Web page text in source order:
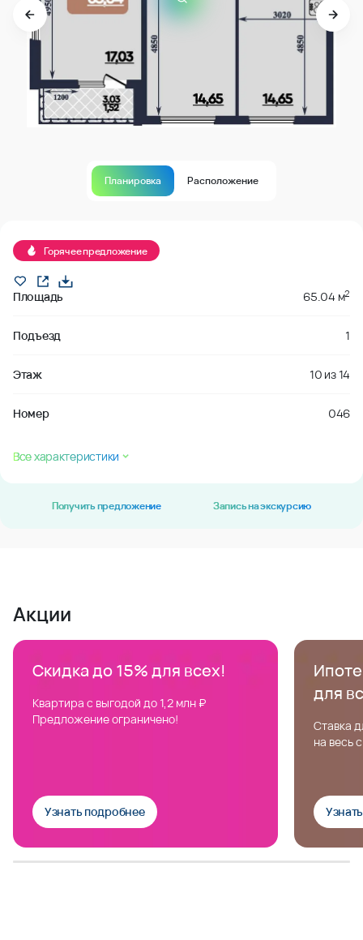
Планировка Расположение
Горячее предложение
Площадь 65.04 м2
Подъезд 1
Этаж 10 из14
Номер 046
Все характеристики
Получить предложение Запись на экскурсию
Акции
Скидка до 15% для всех!
Квартира с выгодой до 1,2 млн ₽
Предложение ограничено!
Узнать подробнее
для
Ставка
на весь